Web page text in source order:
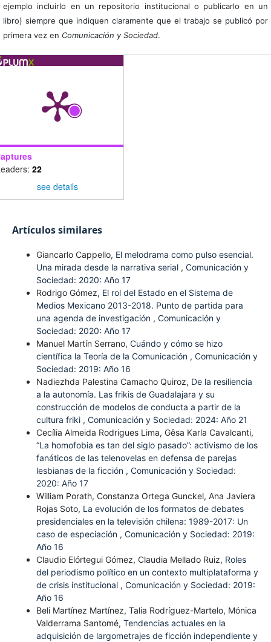
ejemplo incluirlo en un repositorio institucional o publicarlo en un
libro) siempre que indiquen claramente que el trabajo se publicó por
primera vez en Comunicación y Sociedad.
22
see details
Artículos similares
Giancarlo Cappello, El melodrama como pulso esencial.
Una mirada desde la narrativa serial , Comunicación y
Sociedad: 2020: Año 17
Rodrigo Gómez, El rol del Estado en el Sistema de
Medios Mexicano 2013-2018. Punto de partida para
una agenda de investigación , Comunicación y
Sociedad: 2020: Año 17
Manuel Martín Serrano, Cuándo y cómo se hizo
científica la Teoría de la Comunicación , Comunicación y
Sociedad: 2019: Año 16
Nadiezhda Palestina Camacho Quiroz, De la resiliencia
a la autonomía. Las frikis de Guadalajara y su
construcción de modelos de conducta a partir de la
cultura friki , Comunicación y Sociedad: 2024: Año 21
Cecília Almeida Rodrigues Lima, Gêsa Karla Cavalcanti,
“La homofobia es tan del siglo pasado”: activismo de los
fanáticos de las telenovelas en defensa de parejas
lesbianas de la ficción , Comunicación y Sociedad:
2020: Año 17
William Porath, Constanza Ortega Gunckel, Ana Javiera
Rojas Soto, La evolución de los formatos de debates
presidenciales en la televisión chilena: 1989-2017: Un
caso de especiación , Comunicación y Sociedad: 2019:
Año 16
Claudio Elórtegui Gómez, Claudia Mellado Ruiz, Roles
del periodismo político en un contexto multiplataforma y
de crisis institucional , Comunicación y Sociedad: 2019:
Año 16
Beli Martínez Martínez, Talia Rodríguez-Martelo, Mónica
Valderrama Santomé, Tendencias actuales en la
adquisición de largometrajes de ficción independiente y